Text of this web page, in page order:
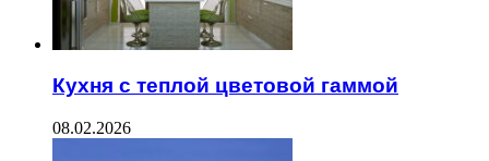
Кухня с теплой цветовой гаммой
08.02.2026